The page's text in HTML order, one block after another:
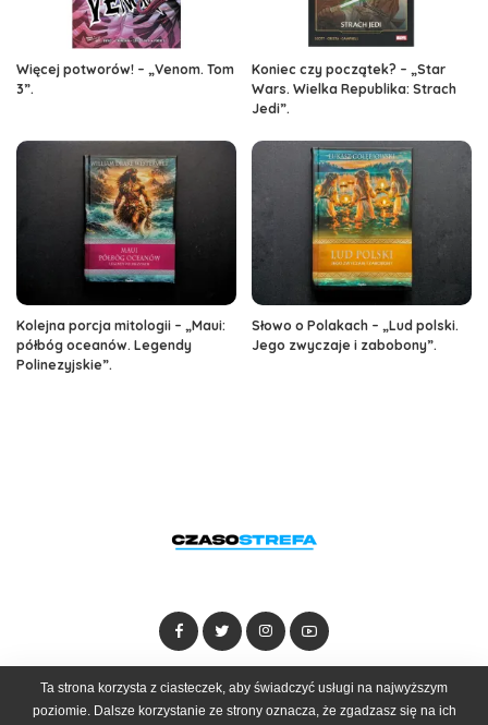
Więcej potworów! – „Venom. Tom
3”.
Koniec czy początek? – „Star
Wars. Wielka Republika: Strach
Jedi”.
Kolejna porcja mitologii – „Maui:
półbóg oceanów. Legendy
Polinezyjskie”.
Słowo o Polakach – „Lud polski.
Jego zwyczaje i zabobony”.
Dołącz do zespołu Kontakt Reklama
Ta strona korzysta z ciasteczek, aby świadczyć usługi na najwyższym
poziomie. Dalsze korzystanie ze strony oznacza, że zgadzasz się na ich